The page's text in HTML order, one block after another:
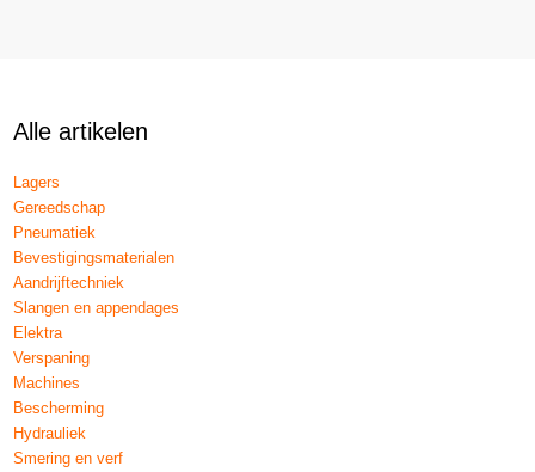
Alle artikelen
Lagers
Gereedschap
Pneumatiek
Bevestigingsmaterialen
Aandrijftechniek
Slangen en appendages
Elektra
Verspaning
Machines
Bescherming
Hydrauliek
Smering en verf